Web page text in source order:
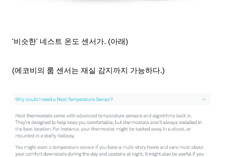
'비슷한' 네스트 온도 센서가. (아래)
(에코비의 룸 센서는 재실 감지까지 가능하다.)